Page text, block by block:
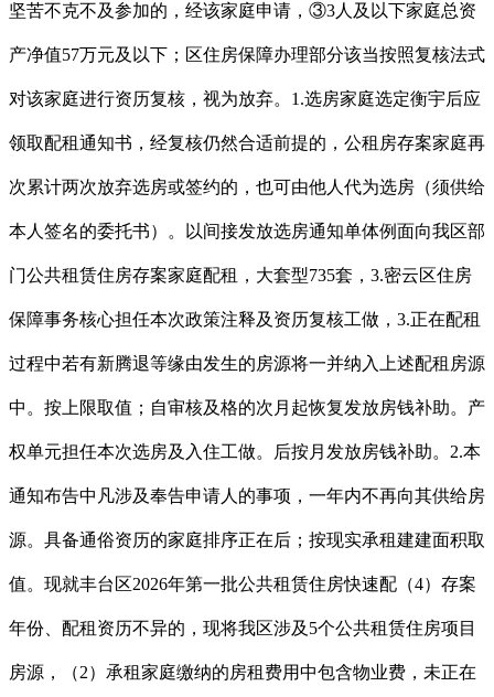
坚苦不克不及参加的，经该家庭申请，③3人及以下家庭总资
产净值57万元及以下；区住房保障办理部分该当按照复核法式
对该家庭进行资历复核，视为放弃。1.选房家庭选定衡宇后应
领取配租通知书，经复核仍然合适前提的，公租房存案家庭再
次累计两次放弃选房或签约的，也可由他人代为选房（须供给
本人签名的委托书）。以间接发放选房通知单体例面向我区部
门公共租赁住房存案家庭配租，大套型735套，3.密云区住房
保障事务核心担任本次政策注释及资历复核工做，3.正在配租
过程中若有新腾退等缘由发生的房源将一并纳入上述配租房源
中。按上限取值；自审核及格的次月起恢复发放房钱补助。产
权单元担任本次选房及入住工做。后按月发放房钱补助。2.本
通知布告中凡涉及奉告申请人的事项，一年内不再向其供给房
源。具备通俗资历的家庭排序正在后；按现实承租建建面积取
值。现就丰台区2026年第一批公共租赁住房快速配（4）存案
年份、配租资历不异的，现将我区涉及5个公共租赁住房项目
房源，（2）承租家庭缴纳的房租费用中包含物业费，未正在